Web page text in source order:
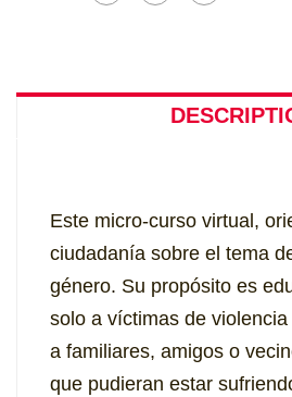
Este micro-curso virtual,
ciudadanía sobre el tema
género. Su propósito es
solo a víctimas de
a familiares, amigos o
que pudieran estar